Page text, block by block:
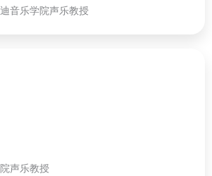
音乐学院声乐教授
声乐教授